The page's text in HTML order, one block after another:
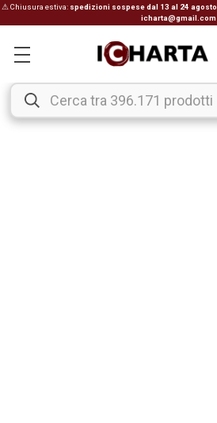
⚠ Chiusura estiva: spedizioni sospese dal 13 al 24 agosto
icharta@gmail.com